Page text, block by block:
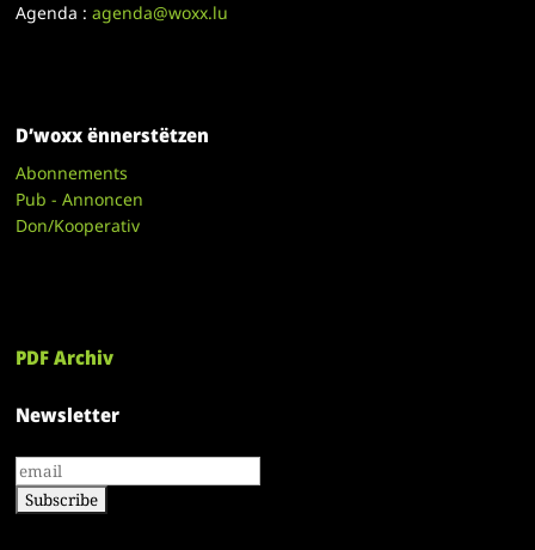
Agenda :agenda@woxx.lu
D’woxx ënnerstëtzen
Abonnements
Pub - Annoncen
Don/Kooperativ
PDF Archiv
Newsletter